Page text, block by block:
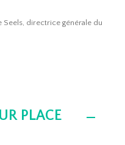
Seels, directrice générale du
PLACE